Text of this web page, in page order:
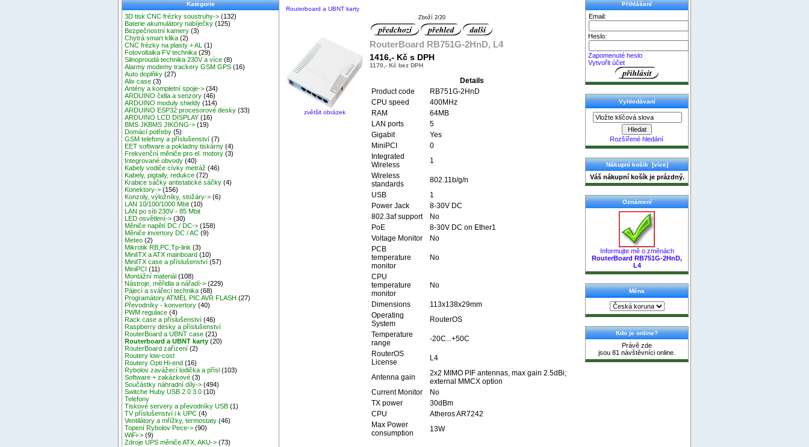
Kategorie
3D tisk CNC frézky soustruhy-> (132)
Baterie akumulátory nabíječky (125)
Bezpečnostní kamery (3)
Chytrá smart klika (2)
CNC frézky na plasty + AL
(1)
Fotovoltaika FV technika (29)
Silnoproudá technika 230V a více (8)
Alarmy modemy trackery GSM GPS (16)
Auto doplňky (27)
Alix case (3)
Antény a kompletní spoje-> (34)
ARDUINO čidla a senzory (46)
ARDUINO moduly shieldy (114)
ARDUINO ESP32 procesorové desky (33)
ARDUINO LCD DISPLAY (16)
BMS JKBMS JIKONG-> (19)
Domácí potřeby (5)
GSM telefony a příslušenství (7)
EET software a pokladny tiskárny (4)
Frekvenční měniče pro el. motory (3)
Integrované obvody (40)
Kabely vodiče cívky metráž (46)
Kabely, pigtaily, redukce (72)
Krabice sáčky antistatické sáčky (4)
Konektory-> (156)
Konzoly, výložníky, stožáry-> (6)
LAN 10/100/1000 Mbit (10)
LAN po síti 230V - 85 Mbit
LED osvětlení-> (30)
Měniče napětí DC / DC-> (158)
Měniče invertory DC / AC (9)
Meteo (2)
Mikrotik RB,PC,Tp-link (3)
MiniITX a ATX mainboard (10)
MiniITX case a příslušenství (57)
MiniPCI (11)
Montážní materiál (108)
Nástroje, měřidla a nářadí-> (229)
Pájecí a svářecí technika (68)
Programátory ATMEL PIC AVR FLASH (27)
Převodníky - konvertory (40)
PWM regulace (4)
Rack case a příslušenství (46)
Raspberry desky a příslušenství
RouterBoard a UBNT case (21)
Routerboard a UBNT karty (20)
RouterBoard zařízení (2)
Routery low-cost
Routery Opti Hi-end (16)
Rybolov zavážecí lodička a přísl (103)
Software + zakázkové (3)
Součástky náhradní díly-> (494)
Switche Huby USB 2.0 3.0 (10)
Telefony
Tiskové servery a převodníky USB (1)
TV příslušenství i k UPC (4)
Ventilátory a mřížky, termostaty (46)
Topení Rybolov Pece-> (90)
WiFi-> (9)
Zdroje UPS měniče ATX, AKU-> (73)
Routerboard a UBNT karty
Zboží 2/20
zvětšit obrázek
RouterBoard RB751G-2HnD, L4
1416,- Kč s DPH
1170,- Kč bez DPH
Details
Product code
RB751G-2HnD
CPU speed
400MHz
RAM
64MB
LAN ports
5
Gigabit
Yes
MiniPCI
0
Integrated
Wireless
1
Wireless
standards
802.11b/g/n
USB
1
Power Jack
8-30V DC
802.3af support
No
PoE
8-30V DC on Ether1
Voltage Monitor
No
PCB
temperature
monitor
No
CPU
temperature
monitor
No
Dimensions
113x138x29mm
Operating
System
RouterOS
Temperature
range
-20C...+50C
RouterOS
License
L4
Antenna gain
2x2 MIMO PIF antennas, max gain 2.5dBi;
external MMCX option
Current Monitor
No
TX power
30dBm
CPU
Atheros AR7242
Max Power
consumption
13W
Přihlášení
Email:
Heslo:
Zapomenuté heslo
Vytvořit účet
Vyhledávaní
Rozšířené hledání
Nákupní košík [více]
Váš nákupní košík je prázdný.
Oznámení
Informujte mě o změnách
RouterBoard RB751G-2HnD,
L4
Měna
Kdo je online?
Právě zde
jsou 81 návštěvníci online.